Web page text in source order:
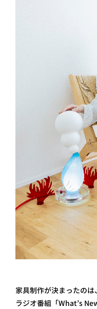
家具制作が決まったの
ラジオ番組 「What’s